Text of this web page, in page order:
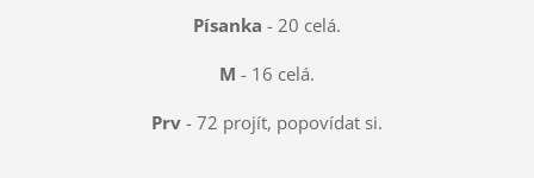
Písanka - 20 celá.
M - 16 celá.
Prv - 72 projít, popovídat si.